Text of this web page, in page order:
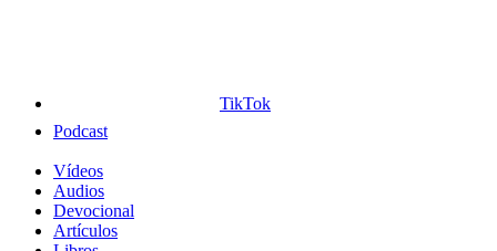
TikTok
Podcast
Vídeos
Audios
Devocional
Artículos